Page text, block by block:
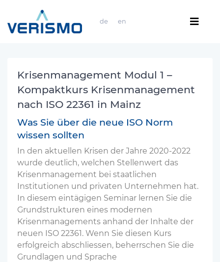
de en
Krisenmanagement Modul 1 –
Kompaktkurs Krisenmanagement
nach ISO 22361 in Mainz
Was Sie über die neue ISO Norm
wissen sollten
In den aktuellen Krisen der Jahre 2020-2022
wurde deutlich, welchen Stellenwert das
Krisenmanagement bei staatlichen
Institutionen und privaten Unternehmen hat.
In diesem eintägigen Seminar lernen Sie die
Grundstrukturen eines modernen
Krisenmanagements anhand der Inhalte der
neuen ISO 22361. Wenn Sie diesen Kurs
erfolgreich abschliessen, beherrschen Sie die
Grundlagen und Sprache